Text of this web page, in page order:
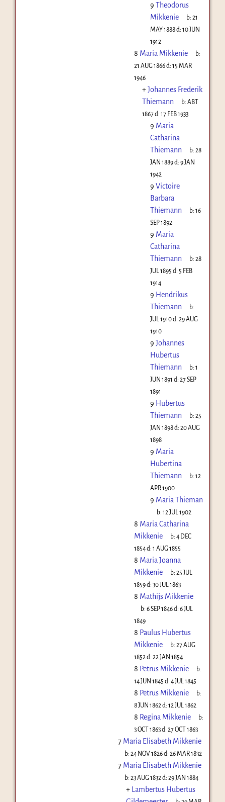
9 Theodorus
Mikkenie
b:21
MAY 1888d: 10 JUN
1912
8 Maria Mikkenie
b:
21 AUG 1866d: 15 MAR
1946
+Johannes Frederik
Thiemann
b:ABT
1867d: 17 FEB 1933
9 Maria
Catharina
Thiemann
b:28
JAN 1889d: 9 JAN
1942
9 Victoire
Barbara
Thiemann
b:16
SEP 1892
9 Maria
Catharina
Thiemann
b:28
JUL 1895 d: 5 FEB
1914
9 Hendrikus
Thiemann
b:
JUL 1910d: 29 AUG
1910
9 Johannes
Hubertus
Thiemann
b:1
JUN 1891 d: 27 SEP
1891
9 Hubertus
Thiemann
b:25
JAN 1898d: 20 AUG
1898
9 Maria
Hubertina
Thiemann
b:12
APR 1900
9 Maria Thieman
b:12 JUL 1902
8 Maria Catharina
Mikkenie
b:4 DEC
1854d: 1 AUG 1855
8 Maria Joanna
Mikkenie
b:25 JUL
1859d: 30 JUL 1863
8 Mathijs Mikkenie
b:6 SEP 1846d:6 JUL
1849
8 Paulus Hubertus
Mikkenie
b:27 AUG
1852 d: 22 JAN 1854
8 Petrus Mikkenie
b:
14 JUN 1845 d: 4 JUL 1845
8 Petrus Mikkenie
b:
8 JUN 1862 d: 12 JUL 1862
8 Regina Mikkenie
b:
3 OCT 1863d: 27 OCT 1863
7 Maria Elisabeth Mikkenie
b:24 NOV 1826d:26 MAR 1832
7 Maria Elisabeth Mikkenie
b:23 AUG 1832 d:29 JAN 1884
+ Lambertus Hubertus